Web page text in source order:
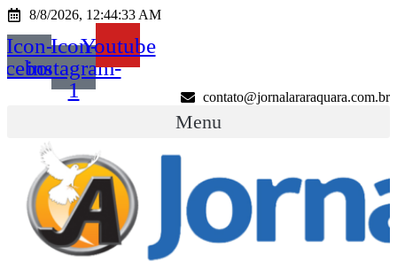
Ir
conteúdo
8/8/2026, 12:44:33 AM
Icon-Icon-
instagram-
1
Youtube
contato@jornalararaquara.com.br
Menu